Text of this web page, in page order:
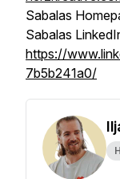
Sabalas
Sabalas
https://
7b5b241a0/